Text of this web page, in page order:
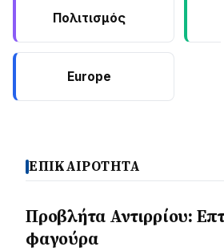
Πολιτισμός
Europe
ΕΠΙΚΑΙΡΟΤΗΤΑ
Προβλήτα Αντιρρίου:
φαγούρα